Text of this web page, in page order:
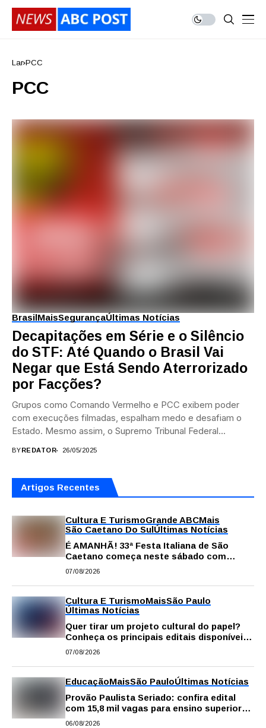
Lar PCC
PCC
BrasilMaisSegurançaÚltimas Notícias
Decapitações em Série e o Silêncio
do STF: Até Quando o Brasil Vai
Negar que Está Sendo Aterrorizado
por Facções?
Grupos como Comando Vermelho e PCC exibem poder
com execuções filmadas, espalham medo e desafiam o
Estado. Mesmo assim, o Supremo Tribunal Federal...
BY REDATOR 26/05/2025
Artigos Recentes
Cultura E TurismoGrande ABCMais
São Caetano Do SulÚltimas Notícias
É AMANHÃ! 33ª Festa Italiana de São
Caetano começa neste sábado com
gastronomia, música e solidariedade
07/08/2026
Cultura E TurismoMaisSão Paulo
Últimas Notícias
Quer tirar um projeto cultural do papel?
Conheça os principais editais disponíveis
em São Paulo
07/08/2026
EducaçãoMaisSão PauloÚltimas Notícias
Provão Paulista Seriado: confira edital
com 15,8 mil vagas para ensino superior
público
06/08/2026